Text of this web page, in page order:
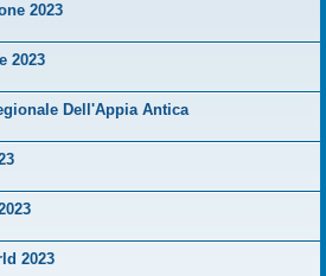
2023
2023
Dell'Appia Antica
2023